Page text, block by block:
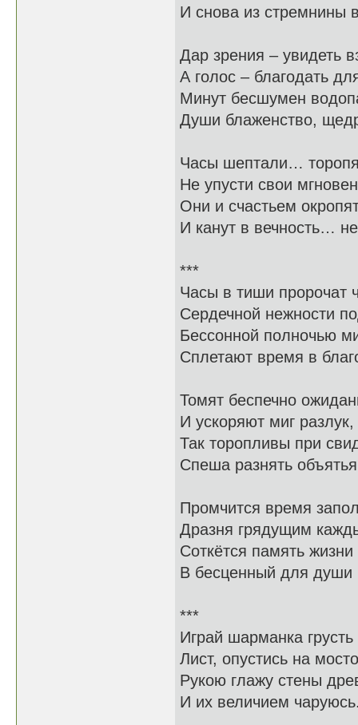
И снова из стремнины
Дар зрения – увидеть
А голос – благодать
Минут бесшумен
Души блаженство,
Часы шептали…
Не упусти свои
Они и счастьем
И канут в вечность…
***
Часы в тиши пророчат
Сердечной нежности
Бессонной полночью
Сплетают время в
Томят беспечно
И ускоряют миг разлук,
Так торопливы при
Спеша разнять
Промчится время
Дразня грядущим
Соткётся память
В бесценный для души
***
Играй шарманка
Лист, опустись на
Рукою глажу стены
И их величием